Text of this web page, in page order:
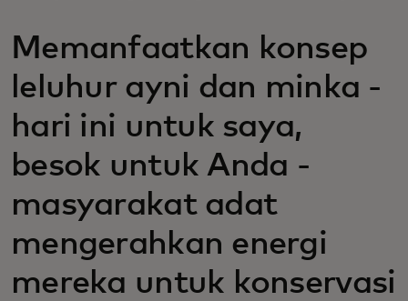
Memanfaatkan konsep
leluhur ayni dan minka -
hari ini untuk saya,
besok untuk Anda -
masyarakat adat
mengerahkan energi
mereka untuk konservasi